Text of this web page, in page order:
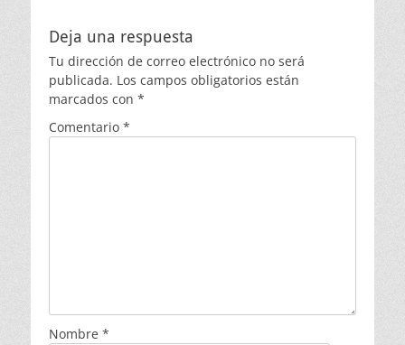
Deja una respuesta
Tu dirección de correo electrónico no será
publicada. Los campos obligatorios están
marcados con *
Comentario *
Nombre *